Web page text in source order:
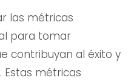
las métricas
para tomar
contribuyan al éxito y
Estas métricas